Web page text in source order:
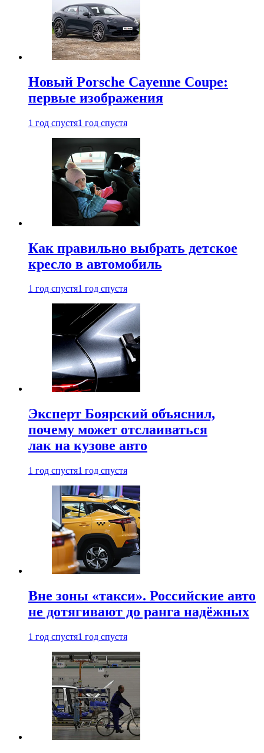
Новый Porsche Cayenne Coupe:
первые изображения
1 год спустя1 год спустя
Как правильно выбрать детское
кресло в автомобиль
1 год спустя1 год спустя
Эксперт Боярский объяснил,
почему может отслаиваться
лак на кузове авто
1 год спустя1 год спустя
Вне зоны «такси». Российские авто
не дотягивают до ранга надёжных
1 год спустя1 год спустя